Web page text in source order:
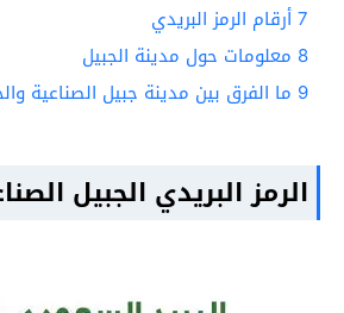
7أرقام الرمز البريدي
8 معلومات حول مدينة الجبيل
9 ما الفرق بين مدينة جبيل الصناعية
الرمز البريدي الجبيل